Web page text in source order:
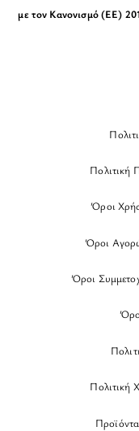
με τον Κανονισμό (ΕΕ)
Πολιτική
Όροι
Όροι
Όροι
Πολιτική